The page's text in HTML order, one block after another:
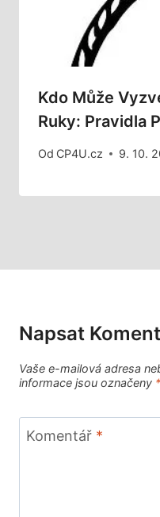
Kdo Může
Ruky: Pravidla
Od CP4U.cz 9. 10.
Napsat
Vaše e-mailová adresa
informace jsou označeny *
Komentář *